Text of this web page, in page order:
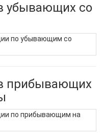
убывающих со
по убывающим со
прибывающих
по прибывающим на